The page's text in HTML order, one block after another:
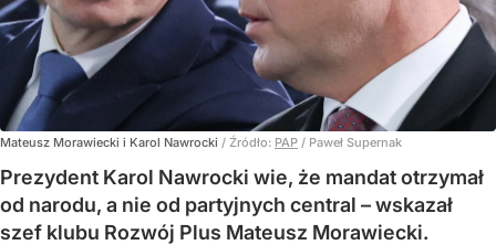
Mateusz Morawiecki i Karol Nawrocki / Źródło: PAP / Paweł Supernak
Prezydent Karol Nawrocki wie, że mandat otrzymał
od narodu, a nie od partyjnych central – wskazał
szef klubu Rozwój Plus Mateusz Morawiecki.